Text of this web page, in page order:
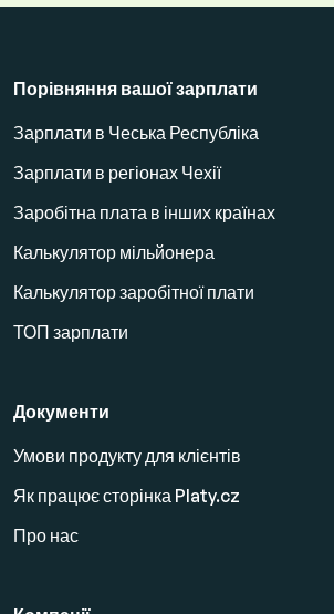
Порівняння вашої зарплати
Зарплати в Чеська Республіка
Зарплати в регіонах Чехії
Заробітна плата в інших країнах
Калькулятор мільйонера
Калькулятор заробітної плати
ТОП зарплати
Документи
Умови продукту для клієнтів
Як працює сторінка Platy.cz
Про нас